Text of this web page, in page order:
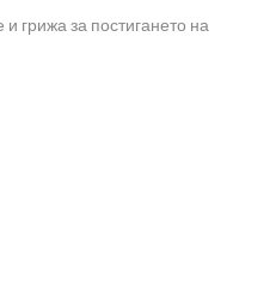
грижа за постигането на